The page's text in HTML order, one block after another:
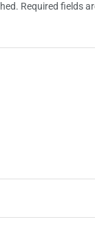
Required fields